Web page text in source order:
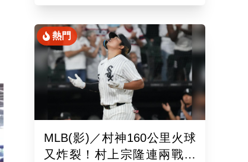
先發5局好投技驚四座
熱門
MLB(影)／村神160公里火球
又炸裂！村上宗隆連兩戰開